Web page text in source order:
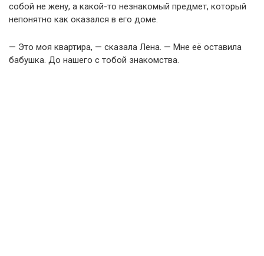
собой не жену, а какой-то незнакомый предмет, который
непонятно как оказался в его доме.
— Это моя квартира, — сказала Лена. — Мне её оставила
бабушка. До нашего с тобой знакомства.